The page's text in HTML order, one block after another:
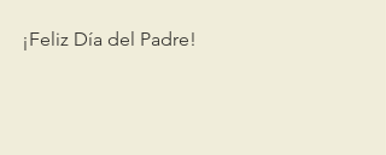
¡Feliz Día del Padre!